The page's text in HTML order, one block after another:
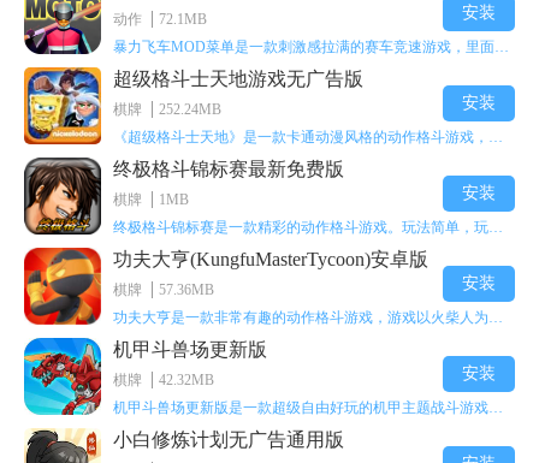
动作
72.1MB
暴力飞车MOD菜单是一款刺激感拉满的赛车竞速游戏，里面有海量顶级超跑等着玩家去解锁和驾驶。游戏还加入了充满悬念的隐藏宝箱系统，打开宝箱能获得稀有道具、性能强化组件和特殊奖励，这些都能大大提高通关效率和竞技优势，玩起来紧张又爽快，沉浸感特别强。
安装
超级格斗士天地游戏无广告版
棋牌
252.24MB
《超级格斗士天地》是一款卡通动漫风格的动作格斗游戏，能瞬间点燃你的格斗激情，让你迅速热血沸腾。游戏里有海绵宝宝、超能小子、幻影丹尼等众多热门角色可供挑选，趣味性拉满，玩起来容易上瘾，绝对是打发无聊时光的绝佳选择。对这款游戏感兴趣的朋友，欢迎来天尚站体验~
安装
终极格斗锦标赛最新免费版
棋牌
1MB
终极格斗锦标赛是一款精彩的动作格斗游戏。玩法简单，玩家只需滑动手势，就能施展出华丽的史诗动作与超级连招。不断提升、升级你的战斗技能吧！欢迎前来体验！在原有基础上，操作体验进行了一定优化，玩家操作将更加简洁流畅，还能为角色添加特殊能力与招式。喜欢这类游戏的玩家可千万别错过！
安装
功夫大亨(KungfuMasterTycoon)安卓版
棋牌
57.36MB
功夫大亨是一款非常有趣的动作格斗游戏，游戏以火柴人为角色形象，不同职业的角色都拥有独特的特殊效果。玩家可以选择自己喜爱的角色挑战关卡，在关卡中通过施展连续特技来消灭怪物。游戏有着精彩的战斗方式和炫酷的特效，喜欢这类游戏的玩家快来体验功夫大亨吧！
安装
机甲斗兽场更新版
棋牌
42.32MB
机甲斗兽场更新版是一款超级自由好玩的机甲主题战斗游戏。里面的一些道具都是免费的。不需要太多高超的技巧，就用手指点一下，就能打发闲暇无聊的时间。这个绝对会是一个非常不错的选择。而且每个机甲都会有自己对应的技能，能展现更多的过关技巧，其中会出现更多不同的怪物。多了解一下你根据怪物的变化调整的过关技能吧！
安装
小白修炼计划无广告通用版